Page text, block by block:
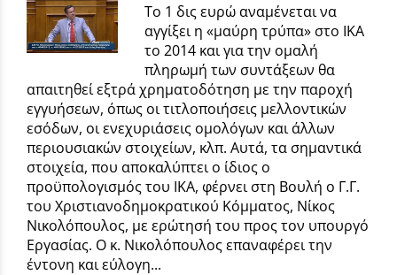
Το 1 δις ευρώ αναμένεται να
αγγίξει η «μαύρη τρύπα» στο ΙΚΑ
το 2014 και για την ομαλή
πληρωμή των συντάξεων θα
απαιτηθεί εξτρά χρηματοδότηση με την παροχή
εγγυήσεων, όπως οι τιτλοποιήσεις μελλοντικών
εσόδων, οι ενεχυριάσεις ομολόγων και άλλων
περιουσιακών στοιχείων, κλπ. Αυτά, τα σημαντικά
στοιχεία, που αποκαλύπτει ο ίδιος ο
προϋπολογισμός του ΙΚΑ, φέρνει στη Βουλή ο Γ.Γ.
του Χριστιανοδημοκρατικού Κόμματος, Νίκος
Νικολόπουλος, με ερώτησή του προς τον υπουργό
Εργασίας. Ο κ. Νικολόπουλος επαναφέρει την
έντονη και εύλογη...